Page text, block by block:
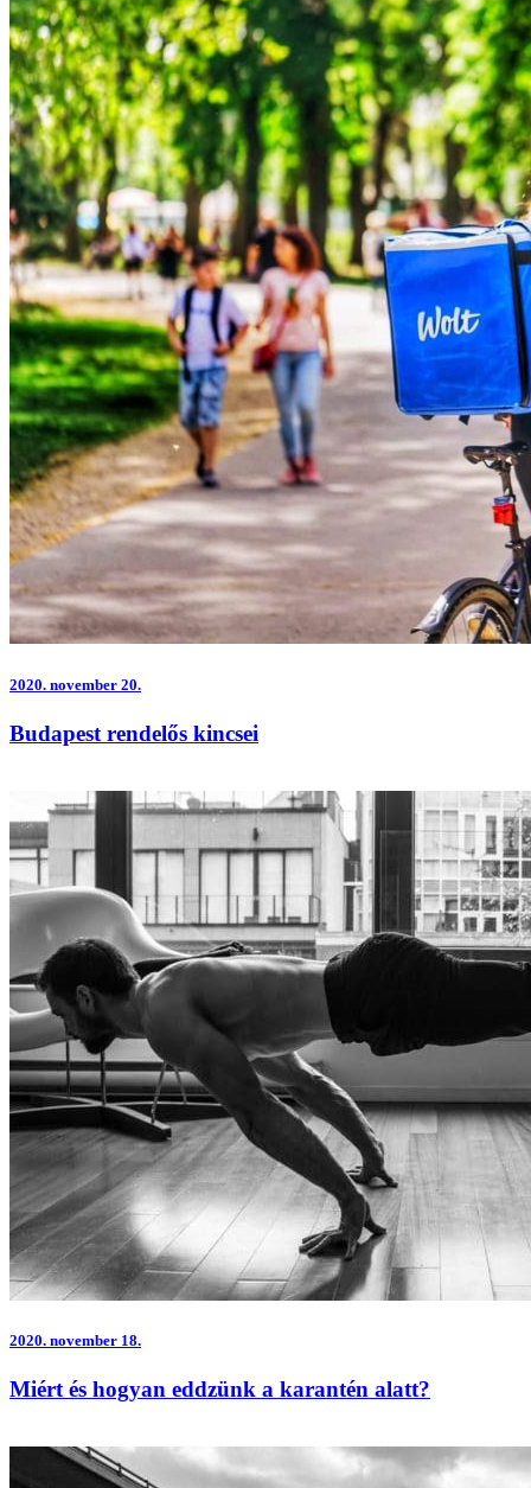
2020. november 20.
Budapest rendelős kincsei
2020. november 18.
Miért és hogyan eddzünk a karantén alatt?